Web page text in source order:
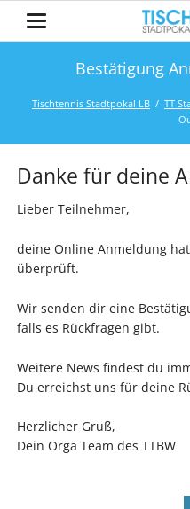
Bestätigung
Tischtennis Stadtpokal LB TT
Danke für deine
Lieber Teilnehmer,
deine Online Anmeldung
überprüft.
Wir senden dir eine
falls es Rückfragen gibt.
Weitere News findest du
Du erreichst uns für deine
Herzlicher Gruß,
Dein Orga Team des TTBW